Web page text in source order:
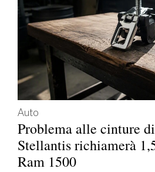
Auto
Problema alle cinture
Stellantis richiamerà
Ram 1500